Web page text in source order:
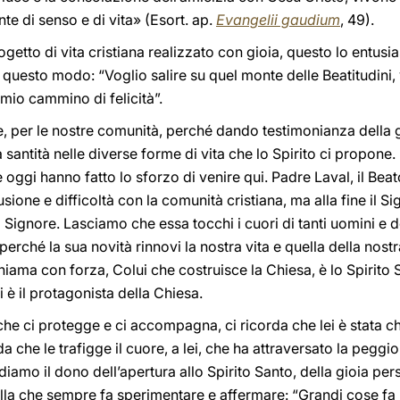
di senso e di vita» (Esort. ap. Evangelii gaudium, 49).
di vita cristiana realizzato con gioia, questo lo
modo: “Voglio salire su quel monte delle
cammino di felicità”.
per le nostre comunità, perché dando testimonianza della
nelle diverse forme di vita che lo Spirito ci
oggi hanno fatto lo sforzo di venire qui. Padre Laval, il
e difficoltà con la comunità cristiana, ma alla fine il
Lasciamo che essa tocchi i cuori di tanti uomini e
la sua novità rinnovi la nostra vita e quella della
con forza, Colui che costruisce la Chiesa, è lo Spirito
il protagonista della Chiesa.
ci protegge e ci accompagna, ci ricorda che lei è stata
che le trafigge il cuore, a lei, che ha attraversato la
il dono dell’apertura allo Spirito Santo, della gioia
che sempre fa sperimentare e affermare: “Grandi cose fa